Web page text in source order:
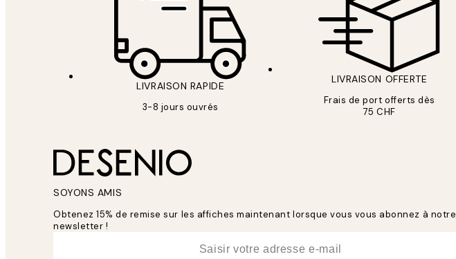
LIVRAISON RAPIDE
3-8 jours ouvrés
LIVRAISON OFFERTE
Frais de port offerts dès
75 CHF
SOYONS AMIS
Obtenez 15% de remise sur les affiches maintenant lorsque vous vous abonnez à notre
newsletter !